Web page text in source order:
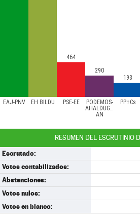
EAJ-PNV EH BILDU PSE-EE
PODEMOS-
AHALDUGU/EZKER
AN
PP+Cs
464
290
193
RESUMEN DEL ESCRUTINIO
Escrutado:
Votos contabilizados:
Abstenciones:
Votos nulos:
Votos en blanco: